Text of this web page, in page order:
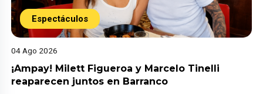
Espectáculos
04 Ago 2026
¡Ampay! Milett Figueroa y Marcelo Tinelli
reaparecen juntos en Barranco